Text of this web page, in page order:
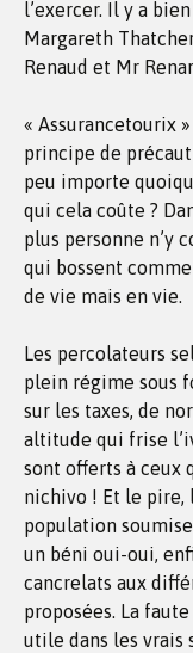
l’exercer. Il y a
Margareth
Renaud et Mr
« Assurancetourix
principe de
peu importe
qui cela coûte ?
plus personne n’y
qui bossent
de vie mais en vie.
Les percolateurs
plein régime sous
sur les taxes, de
altitude qui frise
sont offerts à ceux
nichivo ! Et le pire,
population
un béni oui-oui,
cancrelats aux
proposées. La
utile dans les vrais